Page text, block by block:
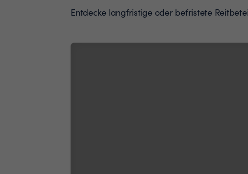
Entdecke langfristige oder befristete